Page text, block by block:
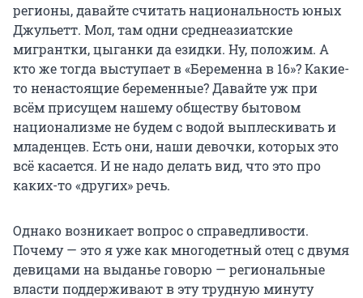
регионы, давайте считать национальность юных
Джульетт. Мол, там одни среднеазиатские
мигрантки, цыганки да езидки. Ну, положим. А
кто же тогда выступает в «Беременна в 16»? Какие-
то ненастоящие беременные? Давайте уж при
всём присущем нашему обществу бытовом
национализме не будем с водой выплескивать и
младенцев. Есть они, наши девочки, которых это
всё касается. И не надо делать вид, что это про
каких-то «других» речь.
Однако возникает вопрос о справедливости.
Почему — это я уже как многодетный отец с двумя
девицами на выданье говорю — региональные
власти поддерживают в эту трудную минуту